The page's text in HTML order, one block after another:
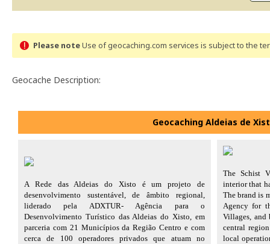
Please noteUse of geocaching.com services is subject to the
Geocache Description:
Geocaching Aldeias de
A Rede das Aldeias do Xisto é um projeto de
desenvolvimento sustentável, de âmbito regional,
liderado pela ADXTUR- Agência para o
Desenvolvimento Turístico das Aldeias do Xisto, em
parceria com 21 Municípios da Região Centro e com
cerca de 100 operadores privados que atuam no
The Schist
interior that
The brand is
Agency for
Villages,
central
local